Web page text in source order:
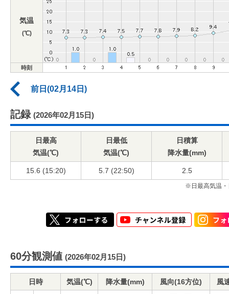
気温
(℃)
時刻
前日(02月14日)
記録 (2026年02月15日)
日最高
気温(℃)
日最低
気温(℃)
日積算
降水量(mm)
15.6 (15:20) 5.7 (22:50) 2.5
※日最高気温・
60分観測値 (2026年02月15日)
日時 気温(℃) 降水量(mm) 風向(16方位) 風